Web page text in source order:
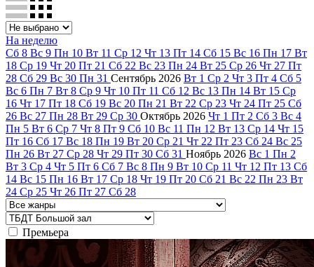
На неделю
Сб 8 Вс 9 Пн 10 Вт 11 Ср 12 Чт 13 Пт 14 Сб 15 Вс 16 Пн 17 Вт
18 Ср 19 Чт 20 Пт 21 Сб 22 Вс 23 Пн 24 Вт 25 Ср 26 Чт 27 Пт
28 Сб 29 Вс 30 Пн 31 Сентябрь 2026 Вт 1 Ср 2 Чт 3 Пт 4 Сб 5
Вс 6 Пн 7 Вт 8 Ср 9 Чт 10 Пт 11 Сб 12 Вс 13 Пн 14 Вт 15 Ср
16 Чт 17 Пт 18 Сб 19 Вс 20 Пн 21 Вт 22 Ср 23 Чт 24 Пт 25 Сб
26 Вс 27 Пн 28 Вт 29 Ср 30 Октябрь 2026 Чт 1 Пт 2 Сб 3 Вс 4
Пн 5 Вт 6 Ср 7 Чт 8 Пт 9 Сб 10 Вс 11 Пн 12 Вт 13 Ср 14 Чт 15
Пт 16 Сб 17 Вс 18 Пн 19 Вт 20 Ср 21 Чт 22 Пт 23 Сб 24 Вс 25
Пн 26 Вт 27 Ср 28 Чт 29 Пт 30 Сб 31 Ноябрь 2026 Вс 1 Пн 2
Вт 3 Ср 4 Чт 5 Пт 6 Сб 7 Вс 8 Пн 9 Вт 10 Ср 11 Чт 12 Пт 13 Сб
14 Вс 15 Пн 16 Вт 17 Ср 18 Чт 19 Пт 20 Сб 21 Вс 22 Пн 23 Вт
24 Ср 25 Чт 26 Пт 27 Сб 28
Премьера